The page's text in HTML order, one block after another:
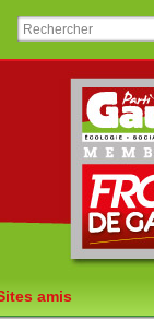
amis